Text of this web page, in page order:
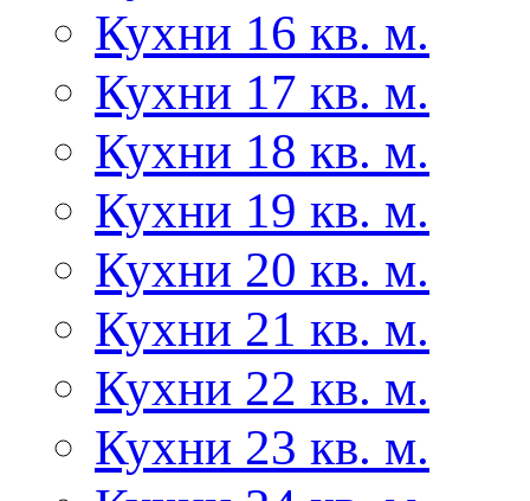
Кухни 16 кв. м.
Кухни 17 кв. м.
Кухни 18 кв. м.
Кухни 19 кв. м.
Кухни 20 кв. м.
Кухни 21 кв. м.
Кухни 22 кв. м.
Кухни 23 кв. м.